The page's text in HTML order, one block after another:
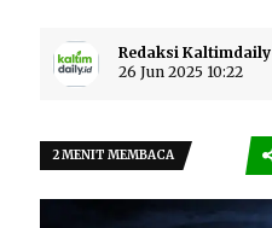
Redaksi Kaltimdaily
26 Jun 2025 10:22
2 MENIT MEMBACA